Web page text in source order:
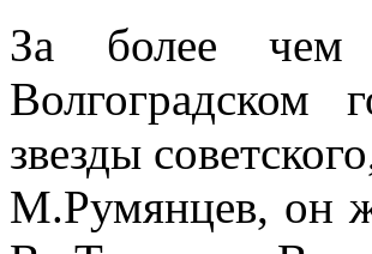
За более чем
Волгоградском
звезды
М.Румянцев, он